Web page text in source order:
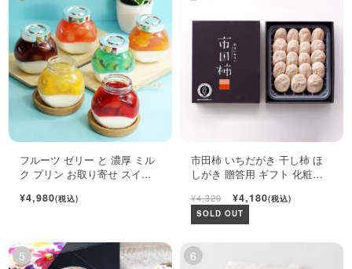
フルーツ ゼリー と 濃厚 ミル
ク プリン お取り寄せ スイー
¥4,980(税込)
市田柿 いちだがき 干し柿 ほ
しがき 贈答用 ギフト 化粧箱
¥4,320 ¥4,180(税込)
SOLD OUT